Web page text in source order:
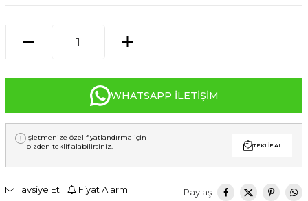
WHATSAPP İLETIŞIM
İşletmenize özel fiyatlandırma için
bizden teklif alabilirsiniz.
TEKLIF AL
Tavsiye Et Fiyat Alarmı Paylaş